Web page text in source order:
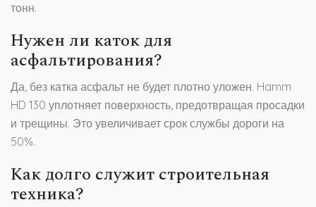
тонн.
Нужен ли каток для
асфальтирования?
Да, без катка асфальт не будет плотно уложен. Hamm
HD 130 уплотняет поверхность, предотвращая просадки
и трещины. Это увеличивает срок службы дороги на
50%.
Как долго служит строительная
техника?